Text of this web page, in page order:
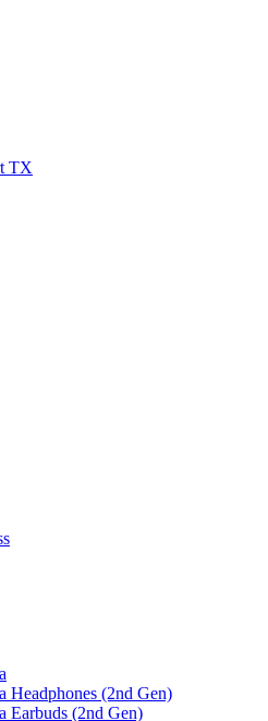
TX
Headphones (2nd Gen)
Earbuds (2nd Gen)